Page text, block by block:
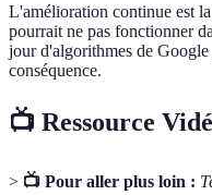
L'amélioration continue est
pourrait ne pas fonctionner
jour d'algorithmes de Google
conséquence.
📺 Ressource
> 📺 Pour aller plus loin :